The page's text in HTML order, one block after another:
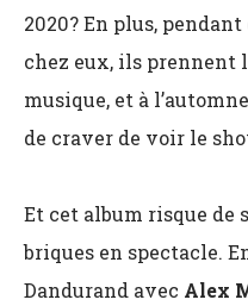
2020? En plus,
chez eux, ils prennent
musique, et à
de craver de voir le
Et cet album risque de
briques en spectacle.
Dandurand avec Alex